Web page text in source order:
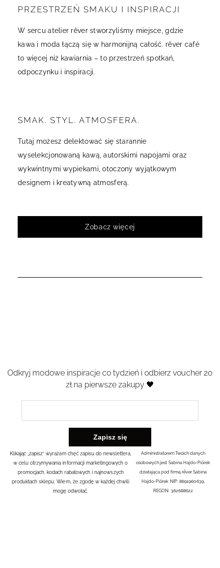
PRZESTRZEŃ SMAKU I INSPIRACJI
W sercu atelier rêver stworzyliśmy miejsce, gdzie
kawa i moda łączą się w harmonijną całość. rêver café
to więcej niż kawiarnia – to przestrzeń spotkań,
odpoczynku i inspiracji.
SMAK. STYL. ATMOSFERA.
Tutaj możesz delektować się starannie
wyselekcjonowaną kawą, autorskimi napojami oraz
wykwintnymi wypiekami, otoczony wyjątkowym
designem i kreatywną atmosferą.
Zobacz więcej
Odkryj modowe inspiracje co tydzień i odbierz voucher 20
zł na pierwsze zakupy 🖤
Klikając „zapisz” wyrażam chęć zapisu do newslettera,
w celu otrzymywania informacji marketingowych o
promocjach, kodach rabatowych i najnowszych
produktach sklepu. Wiem, że zgodę w każdej chwili
mogę odwołać.
Administratorem Twoich danych
osobowych jest Sabina Hajdo-Piórek
działająca pod firmą rêver Sabina
Hajdo-Piórek NIP: 8691960639,
REGON: 362688622